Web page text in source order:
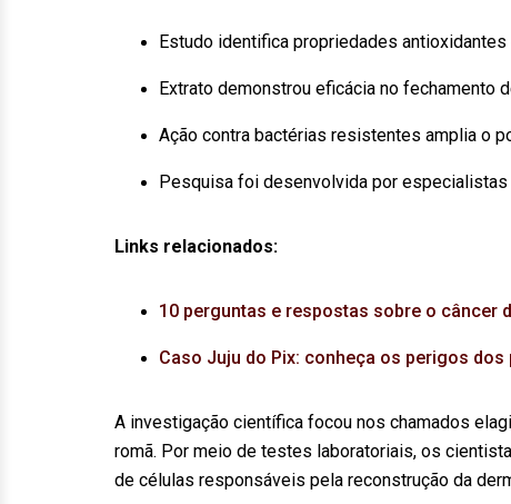
Estudo identifica propriedades antioxidantes
Extrato demonstrou eficácia no fechamento
Ação contra bactérias resistentes amplia o
Pesquisa foi desenvolvida por especialistas
Links relacionados:
10 perguntas e respostas sobre o câncer
Caso Juju do Pix: conheça os perigos
A investigação científica focou nos chamados
romã. Por meio de testes laboratoriais, os
de células responsáveis pela reconstrução da